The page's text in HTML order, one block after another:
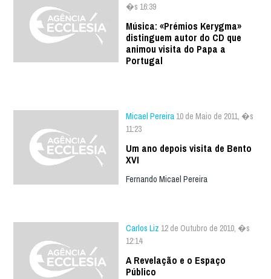
�s 16:39
Música: «Prémios Kerygma»
distinguem autor do CD que
animou visita do Papa a
Portugal
Micael Pereira 10 de Maio de 2011, �s
11:23
Um ano depois visita de Bento
XVI
Fernando Micael Pereira
Carlos Liz 12 de Outubro de 2010, �s
12:14
A Revelação e o Espaço
Público